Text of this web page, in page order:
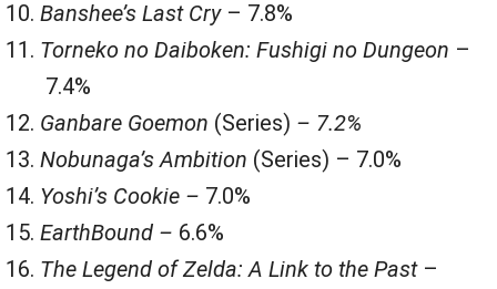
Banshee’s Last Cry– 7.8%
Torneko no Daiboken: Fushigi no Dungeon –
7.4%
Ganbare Goemon (Series) – 7.2%
Nobunaga’s Ambition (Series) – 7.0%
Yoshi’s Cookie – 7.0%
EarthBound – 6.6%
The Legend of Zelda: A Link to the Past–